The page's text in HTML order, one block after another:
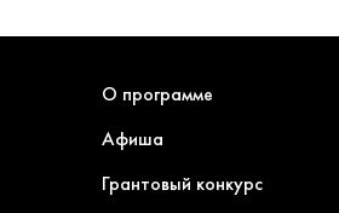
О программе
Афиша
Грантовый конкурс